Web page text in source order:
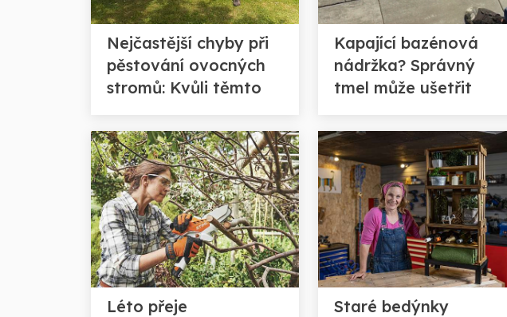
Nejčastější chyby při
pěstování ovocných
stromů: Kvůli těmto
úrodu
Léto přeje
Kapající bazénová
nádržka? Správný
tmel může ušetřit
Staré bedýnky